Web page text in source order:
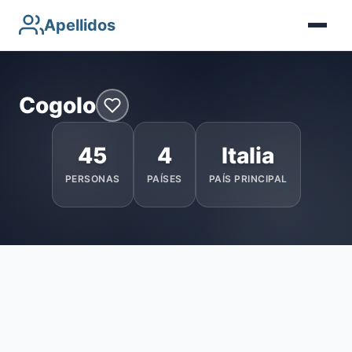
Apellidos
Cogolo
45
PERSONAS
4
PAÍSES
Italia
PAÍS PRINCIPAL